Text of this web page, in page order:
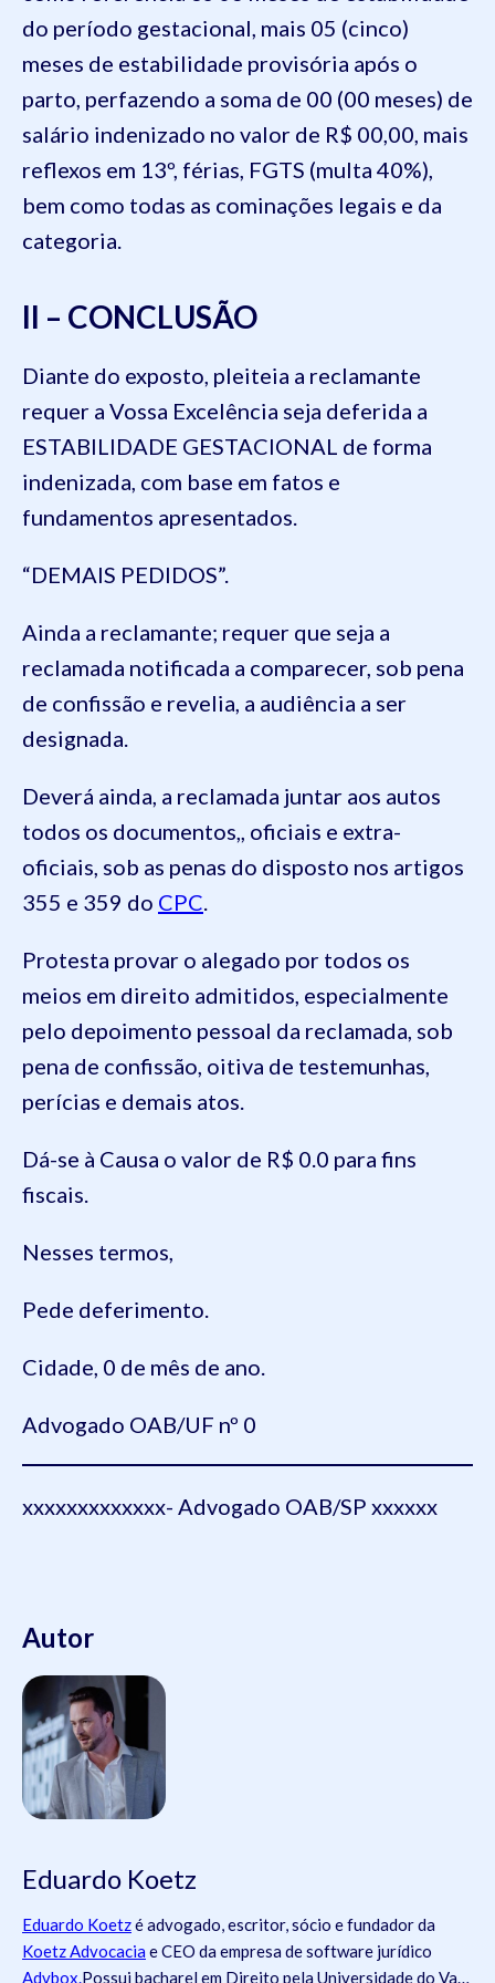
do período gestacional, mais 05 (cinco)
meses de estabilidade provisória após o
parto, perfazendo a soma de 00 (00 meses) de
salário indenizado no valor de R$ 00,00, mais
reflexos em 13º, férias, FGTS (multa 40%),
bem como todas as cominações legais e da
categoria.
II – CONCLUSÃO
Diante do exposto, pleiteia a reclamante
requer a Vossa Excelência seja deferida a
ESTABILIDADE GESTACIONAL de forma
indenizada, com base em fatos e
fundamentos apresentados.
“DEMAIS PEDIDOS”.
Ainda a reclamante; requer que seja a
reclamada notificada a comparecer, sob pena
de confissão e revelia, a audiência a ser
designada.
Deverá ainda, a reclamada juntar aos autos
todos os documentos,, oficiais e extra-
oficiais, sob as penas do disposto nos artigos
355 e 359 do CPC.
Protesta provar o alegado por todos os
meios em direito admitidos, especialmente
pelo depoimento pessoal da reclamada, sob
pena de confissão, oitiva de testemunhas,
perícias e demais atos.
Dá-se à Causa o valor de R$ 0.0 para fins
fiscais.
Nesses termos,
Pede deferimento.
Cidade, 0 de mês de ano.
Advogado OAB/UF nº 0
xxxxxxxxxxxxx- Advogado OAB/SP xxxxxx
Autor
Eduardo Koetz
Eduardo Koetzé advogado, escritor, sócio e fundador da
Koetz Advocacia e CEO da empresa de software jurídico
Advbox.Possui bacharel em Direito pela Universidade do Vale